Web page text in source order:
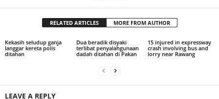
RELATED ARTICLES MORE FROM AUTHOR
Kekasih seludup ganja
langgar kereta polis
ditahan
Dua beradik disyaki
terlibat penyalahgunaan
dadah ditahan di Pakan
15 injured in expressway
crash involving bus and
lorry near Rawang
LEAVE A REPLY